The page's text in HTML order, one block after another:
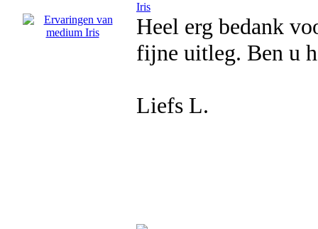
Iris
Heel erg bedank
fijne uitleg. Ben u
Liefs L.